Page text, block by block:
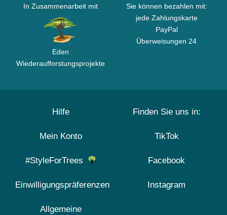
In Zusammenarbeit mit
Eden
Wiederaufforstungsprojekte
Sie können bezahlen mit:
jede Zahlungskarte
PayPal
Überweisungen 24
Hilfe
Mein Konto
#StyleForTrees
Einwilligungspräferenzen
Allgemeine
Finden Sie uns in:
TikTok
Facebook
Instagram